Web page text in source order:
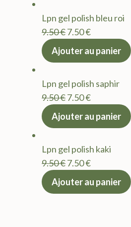
9.50 €.7.50 €.
Lpn gel polish bleu roi
9.50€Le
prix
9.50 €.
7.50€Le
actuel
7.50 €.
Ajouter au panier
Lpn gel polish saphir
9.50€Le
prix
9.50 €.
7.50€Le
actuel
7.50 €.
Ajouter au panier
Lpn gel polish kaki
9.50€Le
prix
7.50€Le
actuel
Ajouter au panier